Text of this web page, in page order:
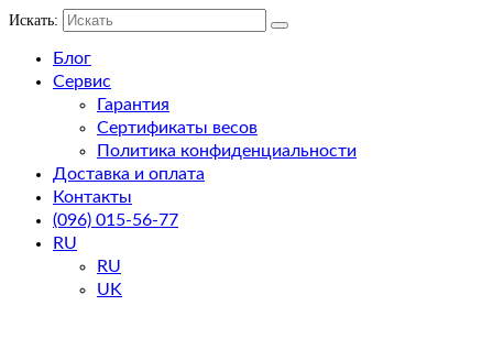
Искать:
Блог
Сервис
Гарантия
Сертификаты весов
Политика конфиденциальности
Доставка и оплата
Контакты
(096) 015-56-77
RU
RU
UK